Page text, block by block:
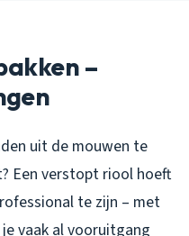
–
uit de mouwen te
Een verstopt riool hoeft
te zijn – met
vaak al vooruitgang